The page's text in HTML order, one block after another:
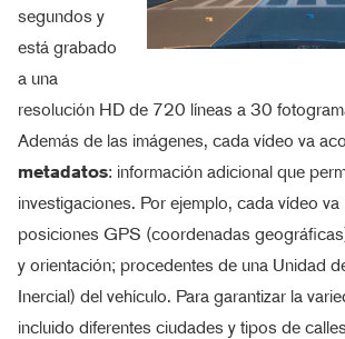
segundos y
está grabado
a una
resolución HD de 720 líneas a 30
Además de las imágenes, cada vídeo va
metadatos: información adicional que
investigaciones. Por ejemplo, cada vídeo
posiciones GPS (coordenadas
y orientación; procedentes de una Unidad
Inercial) del vehículo. Para garantizar la
incluido diferentes ciudades y tipos de